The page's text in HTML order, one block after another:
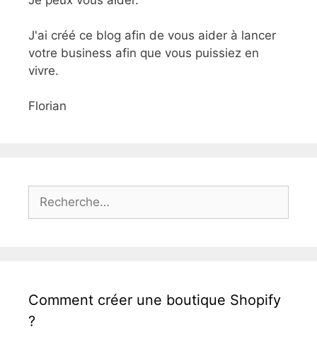
J'ai créé ce blog afin de vous aider à lancer
votre business afin que vous puissiez en
vivre.
Florian
Rechercher :
Comment créer une boutique Shopify
?